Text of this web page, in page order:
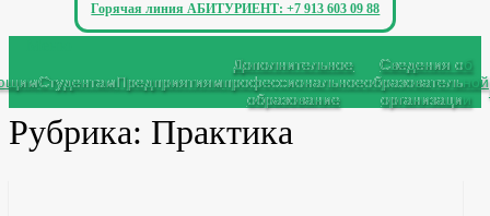
Горячая линия АБИТУРИЕНТ: +7 913 603 09 88
СтудентамПредприятиям
Дополнительное
профессиональное
образование
Сведения об
образовательной
организации
Рубрика: Практика